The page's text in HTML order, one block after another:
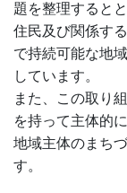
題を整理すると
住民及び関係す
で持続可能な地
しています。
また、この取り
を持って主体的
地域主体のまち
す。